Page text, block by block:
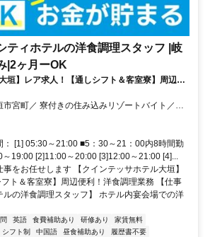
ティホテルの洋食調理スタッフ |岐
|2ヶ月ーOK
垣】レア求人！【通しシフト＆客室寮】周辺便
宮町／ 寮付きの住み込みリゾートバイト／生
お金が貯まる／休日は観光し放題／急募／面接
： [1] 05:30～21:00 ■5：30～21：00内8時間勤
19:00 [2]11:00～20:00 [3]12:00～21:00 [4]...
をお任せします 【クインテッサホテル大垣】
ト＆客室寮】周辺便利！洋食調理業務 【仕事
ルの洋食調理スタッフ】 ホテル内宴会場での洋
英語 食費補助あり 研修あり
家賃無料
シフト制 中国語 昼食補助あり
履歴書不要